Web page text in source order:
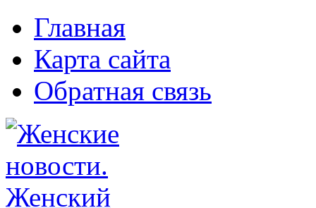
Главная
Карта сайта
Обратная связь